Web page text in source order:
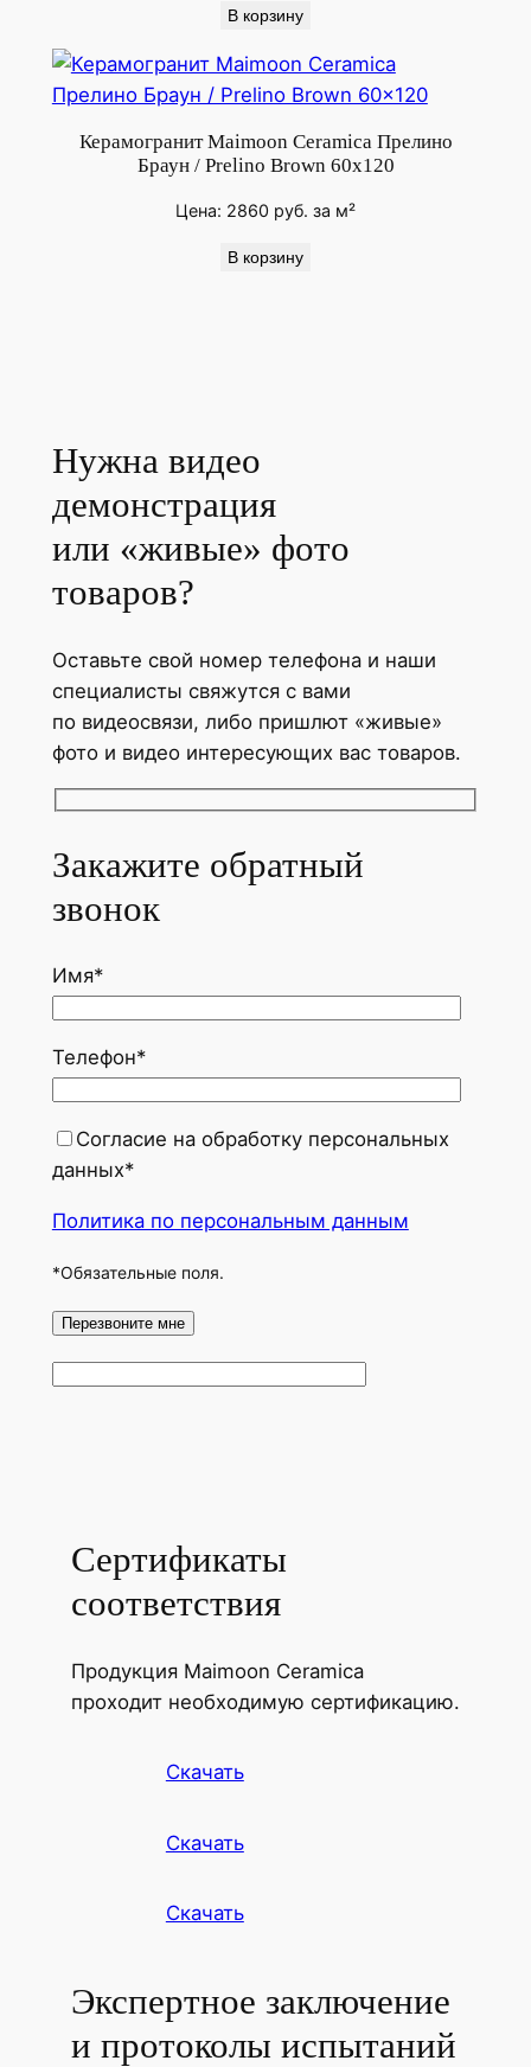
В корзину
Керамогранит Maimoon Ceramica Прелино
Браун / Prelino Brown 60x120
Цена: 2860 руб. за м²
В корзину
Нужна видео
демонстрация
или «живые» фото
товаров?
Оставьте свой номер телефона и наши
специалисты свяжутся с вами
по видеосвязи, либо пришлют «живые»
фото и видео интересующих вас товаров.
Закажите обратный
звонок
Имя*
Телефон*
Согласие на обработку персональных
данных*
Политика по персональным данным
*Обязательные поля.
Сертификаты
соответствия
Продукция Maimoon Ceramica
проходит необходимую сертификацию.
Скачать
Скачать
Скачать
Экспертное заключение
и протоколы испытаний